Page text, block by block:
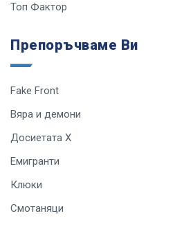
Топ Фактор
Препоръчваме Ви
Fake Front
Вяра и демони
Досиетата Х
Емигранти
Клюки
Смотаняци